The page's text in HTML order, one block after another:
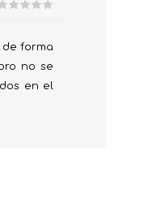
de forma
no se
en el